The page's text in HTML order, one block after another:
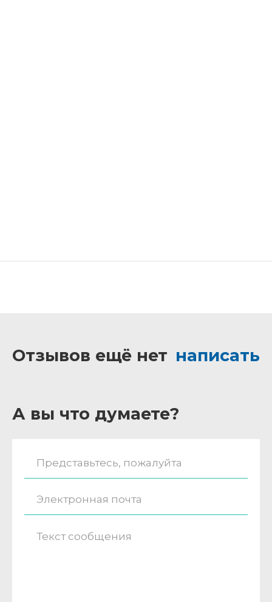
Отзывов ещё нет написать
А вы что думаете?